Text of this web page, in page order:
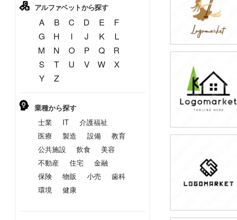
アルファベットから探す
A B C D E
F
G
H I J K
L
M
N O P Q
R
S
T U V W
X
Y
Z
業種から探す
士業
IT
介護福祉
医療
製造 設備
教育
公共施設
飲食
美容
不動産
住宅
金融
保険
物販 小売
歯科
環境
健康
79,800円
(税込87,780円)
(税込87,780円)